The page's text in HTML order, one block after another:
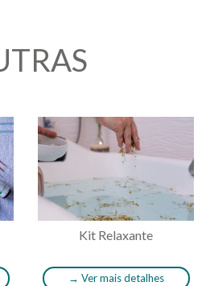
Kit Relaxante
→ Ver mais detalhes